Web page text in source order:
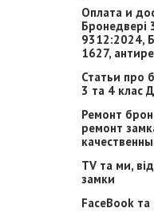
Оплата и
Бронедвері
9312:2024,
1627,
Статьи про
3 та 4 клас
Ремонт
ремонт
TV та ми,
замки
FaceBook